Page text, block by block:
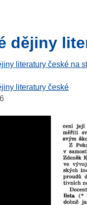
dějiny
literatury české na
literatury české